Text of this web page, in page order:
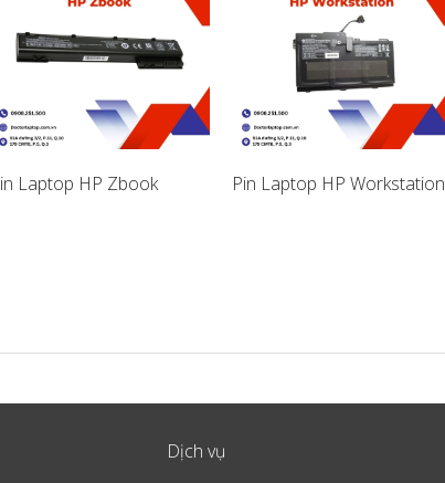
Laptop HP Zbook Pin Laptop HP Workstation
Dịch vụ